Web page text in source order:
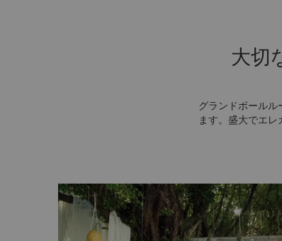
大切
グランドボール
ます。盛大でエ